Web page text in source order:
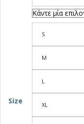
Size
S
M
L
XL